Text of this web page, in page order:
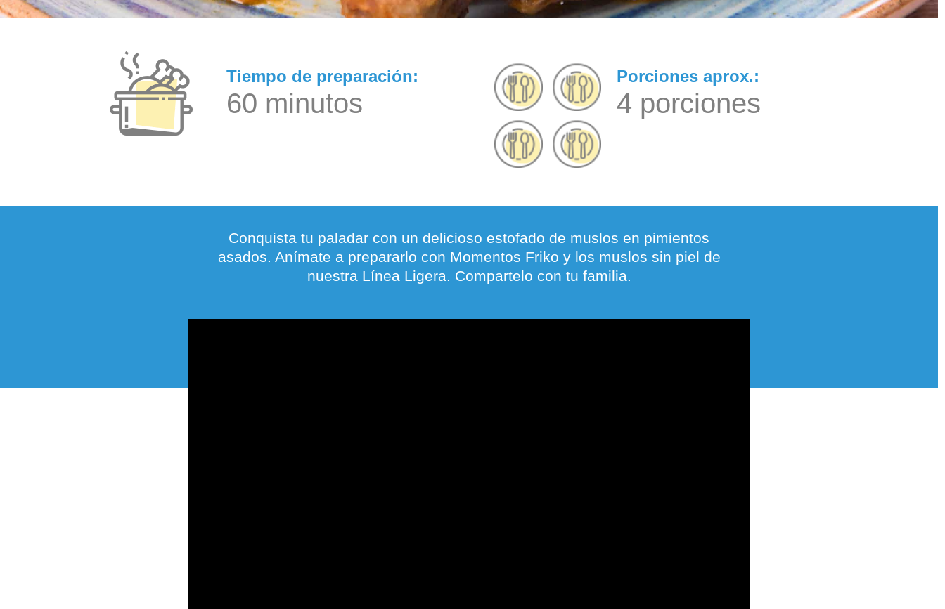
Tiempo de preparación:
60 minutos
Porciones aprox.:
4 porciones
Conquista tu paladar con un delicioso estofado de muslos en pimientos
asados. Anímate a prepararlo con Momentos Friko y los muslos sin piel de
nuestra Línea Ligera. Compartelo con tu familia.